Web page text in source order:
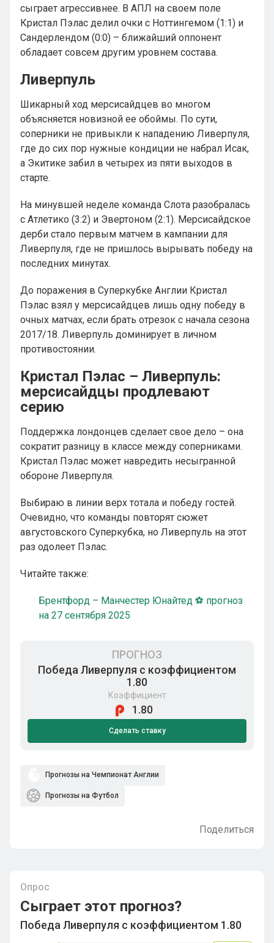
сыграет агрессивнее. В АПЛ на своем поле
Кристал Пэлас делил очки с Ноттингемом (1:1) и
Сандерлендом (0:0) – ближайший оппонент
обладает совсем другим уровнем состава.
Ливерпуль
Шикарный ход мерсисайдцев во многом
объясняется новизной ее обоймы. По сути,
соперники не привыкли к нападению Ливерпуля,
где до сих пор нужные кондиции не набрал Исак,
а Экитике забил в четырех из пяти выходов в
старте.
На минувшей неделе команда Слота разобралась
с Атлетико (3:2) и Эвертоном (2:1). Мерсисайдское
дерби стало первым матчем в кампании для
Ливерпуля, где не пришлось вырывать победу на
последних минутах.
До поражения в Суперкубке Англии Кристал
Пэлас взял у мерсисайдцев лишь одну победу в
очных матчах, если брать отрезок с начала сезона
2017/18. Ливерпуль доминирует в личном
противостоянии.
Кристал Пэлас – Ливерпуль:
мерсисайдцы продлевают
серию
Поддержка лондонцев сделает свое дело – она
сократит разницу в классе между соперниками.
Кристал Пэлас может навредить несыгранной
обороне Ливерпуля.
Выбираю в линии верх тотала и победу гостей.
Очевидно, что команды повторят сюжет
августовского Суперкубка, но Ливерпуль на этот
раз одолеет Пэлас.
Читайте также:
Брентфорд – Манчестер Юнайтед ⚽ прогноз
на 27 сентября 2025
ПРОГНОЗ
Победа Ливерпуля с коэффициентом
1.80
Коэффициент
1.80
Сделать ставку
Прогнозы на Чемпионат Англии
Прогнозы на Футбол
Поделиться
Опрос
Сыграет этот прогноз?
Победа Ливерпуля с коэффициентом 1.80